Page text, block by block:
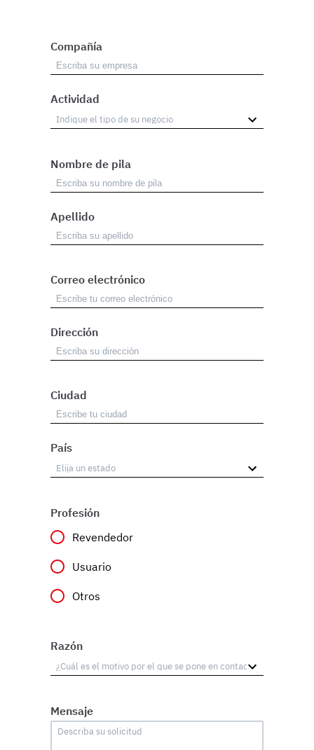
Compañía
Actividad
Nombre de pila
Apellido
Correo electrónico
Dirección
Ciudad
País
Profesión
Revendedor
Usuario
Otros
Razón
Mensaje